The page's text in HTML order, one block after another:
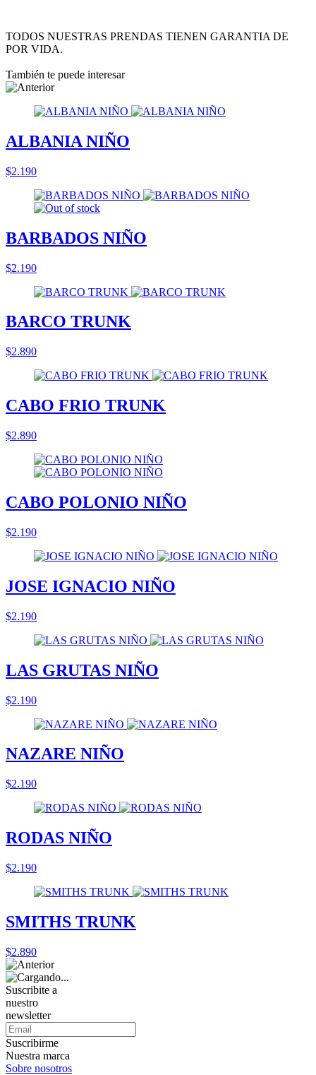
TODOS NUESTRAS PRENDAS TIENEN GARANTIA DE
POR VIDA.
También te puede interesar
ALBANIA NIÑO
$2.190
BARBADOS NIÑO
$2.190
BARCO TRUNK
$2.890
CABO FRIO TRUNK
$2.890
CABO POLONIO NIÑO
$2.190
JOSE IGNACIO NIÑO
$2.190
LAS GRUTAS NIÑO
$2.190
NAZARE NIÑO
$2.190
RODAS NIÑO
$2.190
SMITHS TRUNK
$2.890
Suscribite a
nuestro
newsletter
Suscribirme
Nuestra marca
Sobre nosotros